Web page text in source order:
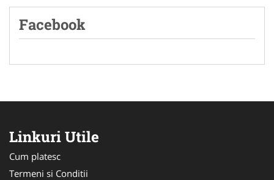
Facebook
Linkuri Utile
Cum platesc
Termeni si Conditii